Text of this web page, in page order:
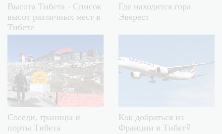
Высота Тибета - Список
высот различных мест в
Тибете
Где находится гора
Эверест
Соседи, границы и
порты Тибета
Как добраться из
Франции в Тибет?